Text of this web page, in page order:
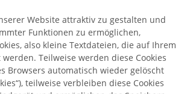
Website attraktiv zu gestalten und
Funktionen zu ermöglichen,
also kleine Textdateien, die auf Ihrem
Teilweise werden diese Cookies
Browsers automatisch wieder gelöscht
teilweise verbleiben diese Cookies